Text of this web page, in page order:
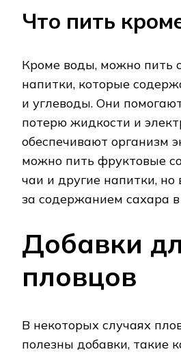
Что пить
Кроме воды, можно пить
напитки, которые
и углеводы. Они
потерю жидкости и
обеспечивают организм
можно пить фруктовые
чаи и другие напитки,
за содержанием сахара
Добавки
пловцов
В некоторых случаях
полезны добавки, такие